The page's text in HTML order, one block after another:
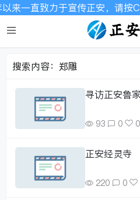
一直致力于宣传正安，请按
搜索内容：郑雕
寻访正安鲁
93 0 0
正安经灵寺
220 0